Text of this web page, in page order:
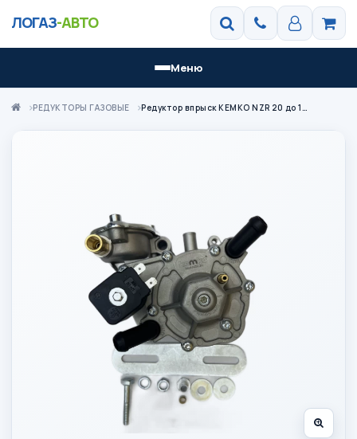
ЛОГАЗ-АВТО
Меню
РЕДУКТОРЫ ГАЗОВЫЕ Редуктор впрыск KEMKO NZR 20 до 170 л.с.